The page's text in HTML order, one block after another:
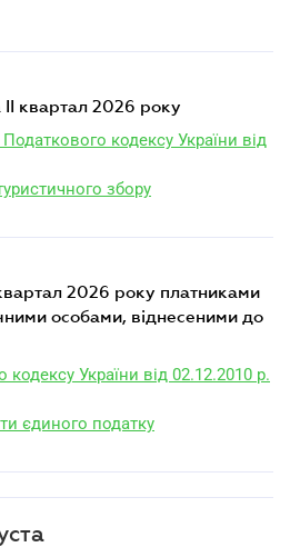
II квартал 2026 року
кодексу України від
збору
особами, віднесеними до
України від 02.12.2010 р.
єдиного податку